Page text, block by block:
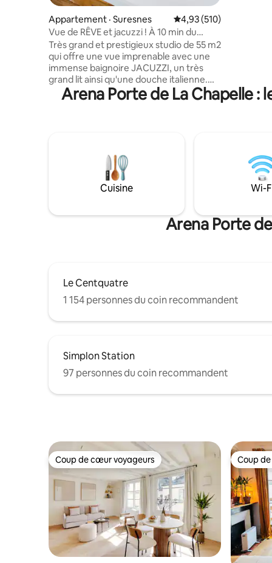
Appartement · Suresnes Note moyenne de 4,93
4,93 (510)
Vue de RÊVE et jacuzzi ! À 10 min du
centre de PARIS !
Très grand et prestigieux studio de 55 m2
qui offre une vue imprenable avec une
immense baignoire JACUZZI, un très
grand lit ainsi qu'une douche italienne.
Situé dans un quartier calme et sûr à
10 minutes de la célèbre avenue des
avec des pétales de roses, des bougies
placées en forme de cœur sur le lit (une
pancarte Joyeux anniversaire peut être
ajoutée) et pour 175 €, il est livré avec
des fraises! 🌹🥂🍓
Arena Porte de La Chapelle :
Cuisine Wi-
Arena Porte
Le Centquatre
1 154 personnes du coin recommandent
Simplon Station
97 personnes du coin recommandent
Coup de cœur voyageurs
Coup de cœur voyageurs Coup
Coup